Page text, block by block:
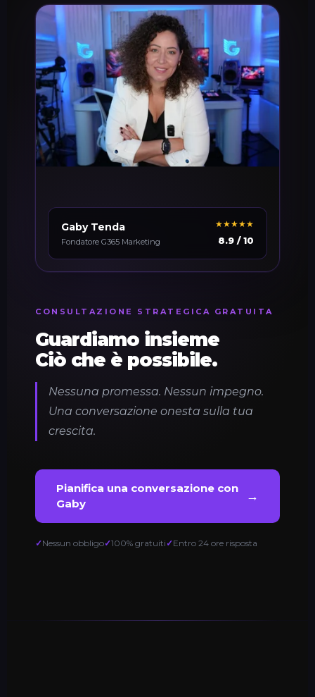
CONSULTAZIONE STRATEGICA GRATUITA
Guardiamo insieme
Ciò che è possibile.
Nessuna promessa. Nessun impegno.
Una conversazione onesta sulla tua
crescita.
Pianifica una conversazione con
Gaby
→
Nessun obbligo 100% gratuiti Entro 24 ore risposta
Gaby Tenda
Fondatore G365 Marketing
★★★★★
8.9 / 10